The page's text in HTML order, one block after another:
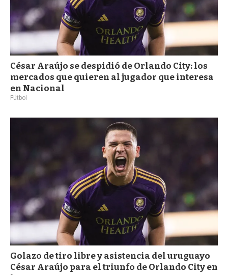
César Araújo se despidió de Orlando City: los
mercados que quieren al jugador que interesa
en Nacional
Fútbol
Golazo de tiro libre y asistencia del uruguayo
César Araújo para el triunfo de Orlando City en